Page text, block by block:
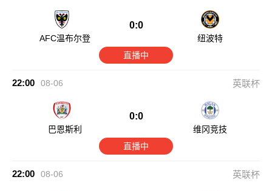
AFC温布尔登
0:0
纽波特
直播中
22:00 08-06 英联杯
巴恩斯利
0:0
维冈竞技
直播中
22:00 08-06 英联杯